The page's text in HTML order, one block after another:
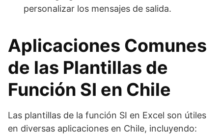
personalizar los mensajes de salida.
Aplicaciones Comunes
de las Plantillas de
Función SI en Chile
Las plantillas de la función SI en Excel son útiles
en diversas aplicaciones en Chile, incluyendo: